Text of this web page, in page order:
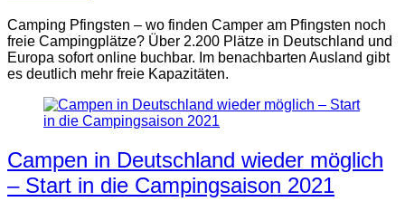
Camping Pfingsten – wo finden Camper am Pfingsten noch
freie Campingplätze? Über 2.200 Plätze in Deutschland und
Europa sofort online buchbar. Im benachbarten Ausland gibt
es deutlich mehr freie Kapazitäten.
Campen in Deutschland wieder möglich
– Start in die Campingsaison 2021